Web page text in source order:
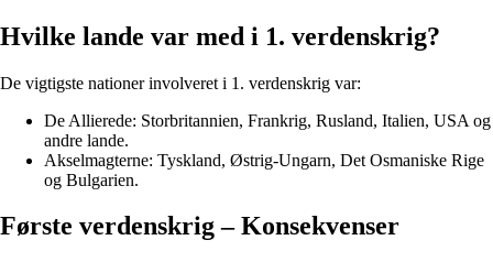
Hvilke lande var med i 1. verdenskrig?
De vigtigste nationer involveret i 1. verdenskrig var:
De Allierede: Storbritannien, Frankrig, Rusland, Italien, USA og
andre lande.
Akselmagterne: Tyskland, Østrig-Ungarn, Det Osmaniske Rige
og Bulgarien.
Første verdenskrig – Konsekvenser